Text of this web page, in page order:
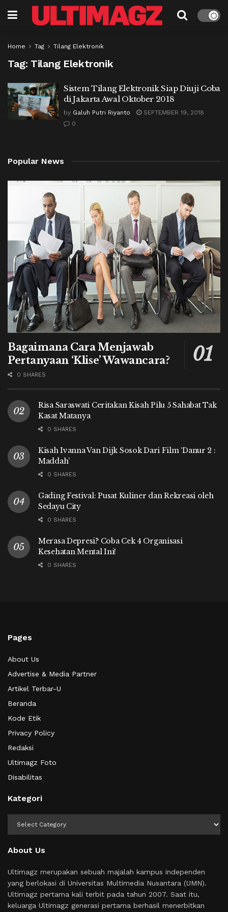
Home Tag Tilang Elektronik
Tag: Tilang Elektronik
Sistem Tilang Elektronik Siap Diuji Coba
di Jakarta Awal Oktober 2018
by Galuh Putri Riyanto
SEPTEMBER 19, 2018
0
Popular News
Bagaimana Cara Menjawab
Pertanyaan ‘Klise’ Wawancara?
0 SHARES
Risa Saraswati Ceritakan Kisah Pilu 5 Sahabat Tak
Kasat Matanya
0 SHARES
Kisah Ivanna Van Dijk Sosok Dari Film ‘Danur 2 :
Maddah’
0 SHARES
Gading Festival: Pusat Kuliner dan Rekreasi oleh
Sedayu City
0 SHARES
Merasa Depresi? Coba Cek 4 Organisasi
Kesehatan Mental Ini!
0 SHARES
Pages
About Us
Advertise & Media Partner
Artikel Terbar-U
Beranda
Kode Etik
Privacy Policy
Redaksi
Ultimagz Foto
Disabilitas
Kategori
About Us
Ultimagz merupakan sebuah majalah kampus independen
yang berlokasi di Universitas Multimedia Nusantara (UMN).
Ultimagz pertama kali terbit pada tahun 2007. Saat itu,
keluarga Ultimagz generasi pertama berhasil menerbitkan